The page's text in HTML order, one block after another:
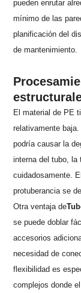
pueden enrutar
mínimo de las
planificación del
de mantenimiento.
El material de PE
relativamente
podría causar la
interna del tubo, la
cuidadosamente.
protuberancia se
Otra ventaja de
se puede doblar
accesorios
necesidad de
flexibilidad es
complejos donde